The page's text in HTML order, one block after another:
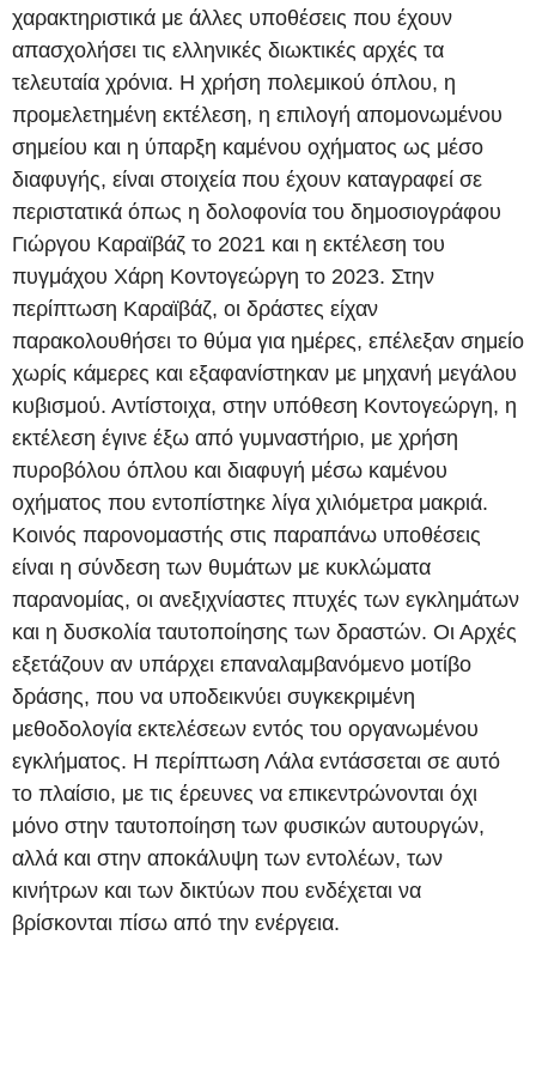
χαρακτηριστικά με άλλες υποθέσεις που έχουν
απασχολήσει τις ελληνικές διωκτικές αρχές τα
τελευταία χρόνια. Η χρήση πολεμικού όπλου, η
προμελετημένη εκτέλεση, η επιλογή απομονωμένου
σημείου και η ύπαρξη καμένου οχήματος ως μέσο
διαφυγής, είναι στοιχεία που έχουν καταγραφεί σε
περιστατικά όπως η δολοφονία του δημοσιογράφου
Γιώργου Καραϊβάζ το 2021 και η εκτέλεση του
πυγμάχου Χάρη Κοντογεώργη το 2023. Στην
περίπτωση Καραϊβάζ, οι δράστες είχαν
παρακολουθήσει το θύμα για ημέρες, επέλεξαν σημείο
χωρίς κάμερες και εξαφανίστηκαν με μηχανή μεγάλου
κυβισμού. Αντίστοιχα, στην υπόθεση Κοντογεώργη, η
εκτέλεση έγινε έξω από γυμναστήριο, με χρήση
πυροβόλου όπλου και διαφυγή μέσω καμένου
οχήματος που εντοπίστηκε λίγα χιλιόμετρα μακριά.
Κοινός παρονομαστής στις παραπάνω υποθέσεις
είναι η σύνδεση των θυμάτων με κυκλώματα
παρανομίας, οι ανεξιχνίαστες πτυχές των εγκλημάτων
και η δυσκολία ταυτοποίησης των δραστών. Οι Αρχές
εξετάζουν αν υπάρχει επαναλαμβανόμενο μοτίβο
δράσης, που να υποδεικνύει συγκεκριμένη
μεθοδολογία εκτελέσεων εντός του οργανωμένου
εγκλήματος. Η περίπτωση Λάλα εντάσσεται σε αυτό
το πλαίσιο, με τις έρευνες να επικεντρώνονται όχι
μόνο στην ταυτοποίηση των φυσικών αυτουργών,
αλλά και στην αποκάλυψη των εντολέων, των
κινήτρων και των δικτύων που ενδέχεται να
βρίσκονται πίσω από την ενέργεια.